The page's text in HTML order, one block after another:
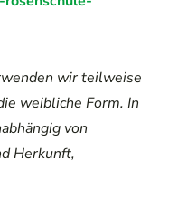
wir teilweise
weibliche Form. In
von
Herkunft,